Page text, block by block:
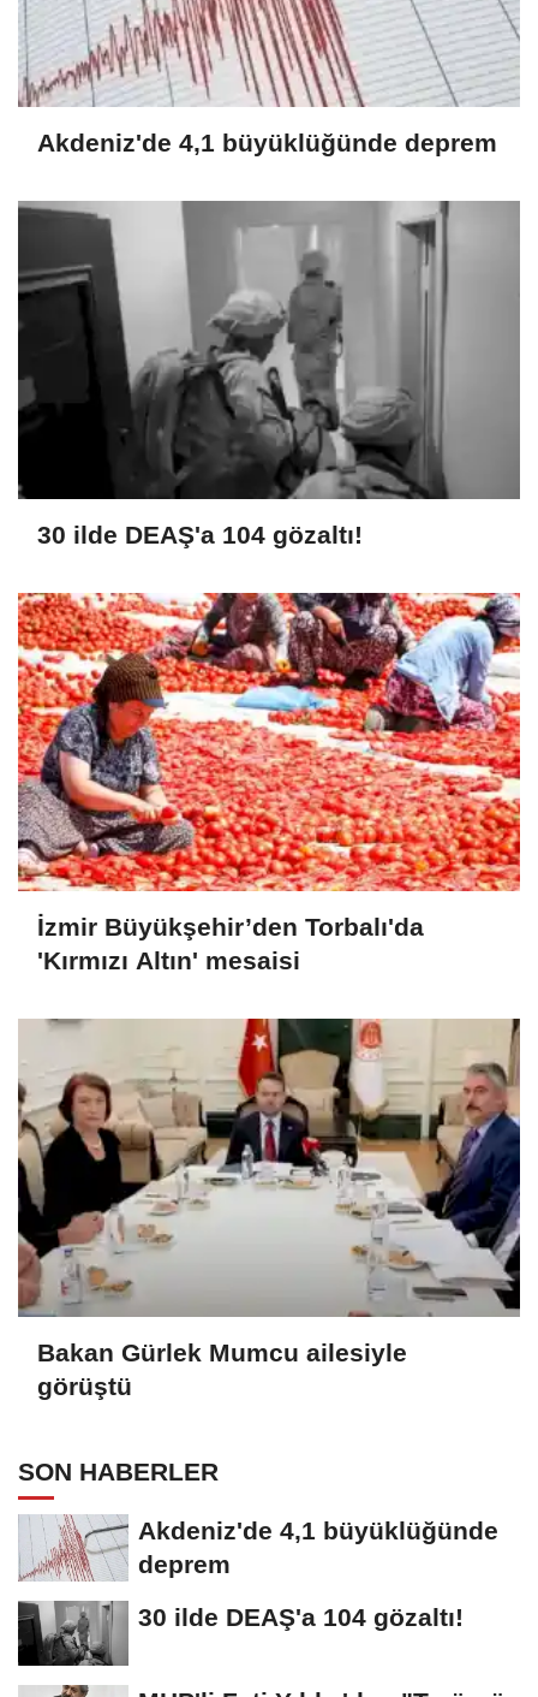
Akdeniz'de 4,1 büyüklüğünde deprem
30 ilde DEAŞ'a 104 gözaltı!
İzmir Büyükşehir’den Torbalı'da
'Kırmızı Altın' mesaisi
Bakan Gürlek Mumcu ailesiyle
görüştü
SON HABERLER
Akdeniz'de 4,1 büyüklüğünde
deprem
30 ilde DEAŞ'a 104 gözaltı!